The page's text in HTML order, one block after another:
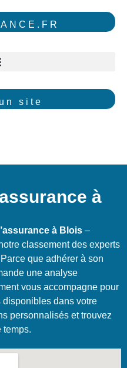
site
à
à Blois –
classement des experts
que adhérer à son
une analyse
vous accompagne pour
dans votre
personnalisés et trouvez
temps.